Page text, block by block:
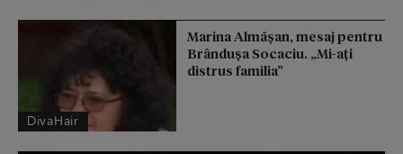
DivaHair
Marina Almășan, mesaj pentru
Brândușa Socaciu. „Mi-ați
distrus familia”